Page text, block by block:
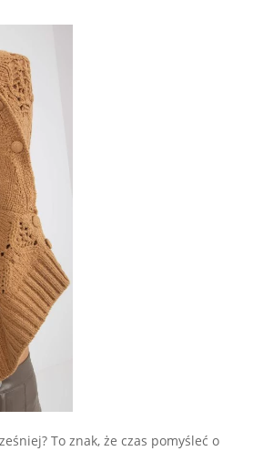
To znak, że czas pomyśleć o